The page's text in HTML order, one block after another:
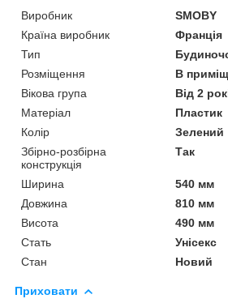
Виробник
SMOBY
Країна виробник
Франція
Тип
Розміщення
В
Вікова група
Від 2
Матеріал
Пластик
Колір
Зелений
Збірно-розбірна
конструкція
Так
Ширина
540 мм
Довжина
810 мм
Висота
490 мм
Стать
Унісекс
Стан
Новий
Приховати